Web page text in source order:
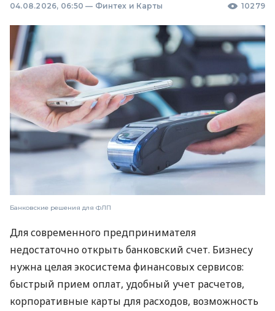
04.08.2026, 06:50 — Финтех и Карты 10279
Банковские решения для ФЛП
Для современного предпринимателя
недостаточно открыть банковский счет. Бизнесу
нужна целая экосистема финансовых сервисов:
быстрый прием оплат, удобный учет расчетов,
корпоративные карты для расходов, возможность